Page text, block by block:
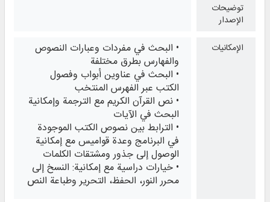
توضيحات
الإصدار
الإمكانيات
• البحث في مفردات وعبارات النصوص
والفهارس بطرق مختلفة
• البحث في عناوين أبواب وفصول
الكتب عبر الفهرس المنتخب
• نص القرآن الكريم مع الترجمة وإمكانية
البحث في الآيات
• الترابط بين نصوص الكتب الموجودة
في البرنامج وعدة قواميس مع إمكانية
الوصول إلى جذور ومشتقات الكلمات
• خيارات دراسية مع إمكانية: النسخ إلى
محرر النور، الحفظ، التحرير وطباعة النص